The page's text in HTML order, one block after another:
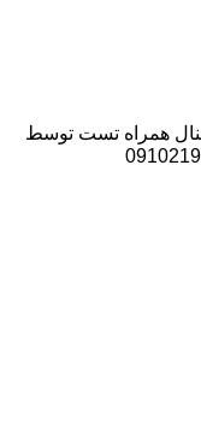
همراه تست توسط